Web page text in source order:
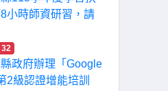
小時師資研習，請
32
政府辦理「Google
2級認證增能培訓